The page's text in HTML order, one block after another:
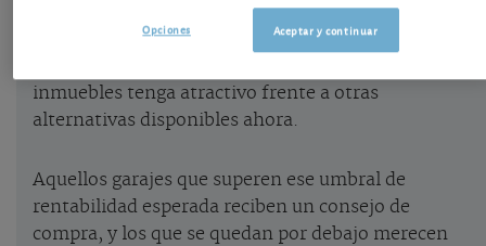
Dicha rentabilidad se compara con el umbral
mínimo de rentabilidad que nosotros estimamos
inmuebles tenga atractivo frente a otras
alternativas disponibles ahora.
Aquellos garajes que superen ese umbral de
rentabilidad esperada reciben un consejo de
compra, y los que se quedan por debajo merecen
Aceptar y continuar
Opciones